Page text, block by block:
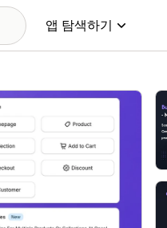
앱 탐색하기